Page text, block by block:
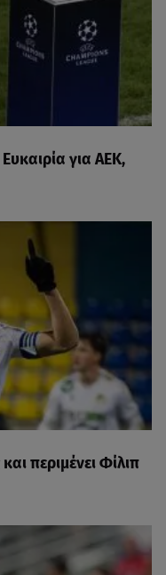
για ΑΕΚ,
περιμένει Φίλιπ